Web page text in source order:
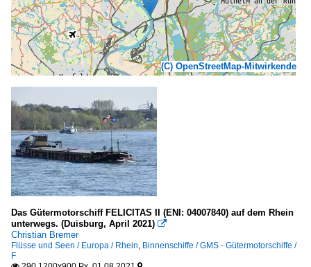
(C) OpenStreetMap-Mitwirkende
Das Gütermotorschiff FELICITAS II (ENI: 04007840) auf dem Rhein
unterwegs. (Duisburg, April 2021) 
Christian Bremer
Flüsse und Seen / Europa / Rhein, Binnenschiffe / GMS - Gütermotorschiffe /
F